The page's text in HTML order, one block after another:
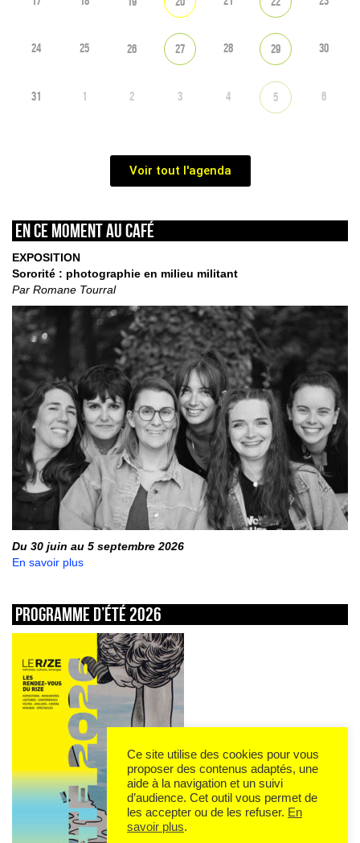
24 25 26 27 28 29 30
31 1 2 3 4 5 6
Voir tout l'agenda
En ce moment au café
EXPOSITION
Sororité : photographie en milieu militant
Par Romane Tourral
Du 30 juin au 5 septembre 2026
En savoir plus
Programme d’été 2026
Ce site utilise des cookies pour vous
proposer des contenus adaptés, une
aide à la navigation et un suivi
d’audience. Cet outil vous permet de
les accepter ou de les refuser. En
savoir plus.